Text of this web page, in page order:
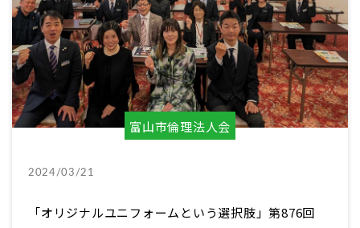
富山市倫理法人会
2024/03/21
「オリジナルユニフォームという選択肢」第876回